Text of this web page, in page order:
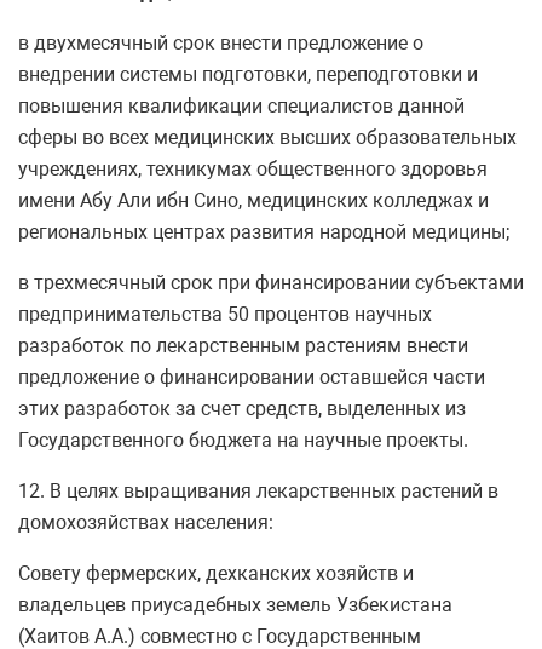
в двухмесячный срок внести предложение о
внедрении системы подготовки, переподготовки и
повышения квалификации специалистов данной
сферы во всех медицинских высших образовательных
учреждениях, техникумах общественного здоровья
имени Абу Али ибн Сино, медицинских колледжах и
региональных центрах развития народной медицины;
в трехмесячный срок при финансировании субъектами
предпринимательства 50 процентов научных
разработок по лекарственным растениям внести
предложение о финансировании оставшейся части
этих разработок за счет средств, выделенных из
Государственного бюджета на научные проекты.
12. В целях выращивания лекарственных растений в
домохозяйствах населения:
Совету фермерских, дехканских хозяйств и
владельцев приусадебных земель Узбекистана
(Хаитов А.А.) совместно с Государственным